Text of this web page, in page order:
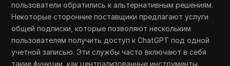
пользователи обратились к альтернативным решениям.
Некоторые сторонние поставщики предлагают услуги
общей подписки, которые позволяют нескольким
пользователям получить доступ к ChatGPT под одной
учетной записью. Эти службы часто включают в себя
такие функции, как централизованные инструменты